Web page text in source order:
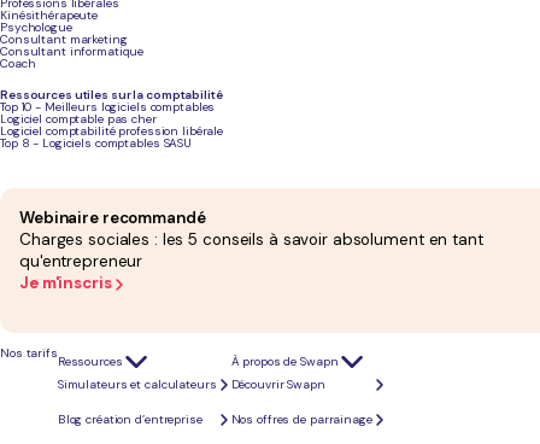
Professions libérales
Kinésithérapeute
Psychologue
Consultant marketing
Consultant informatique
Coach
Ressources utiles sur la comptabilité
Top 10 - Meilleurs logiciels comptables
Logiciel comptable pas cher
Logiciel comptabilité profession libérale
Top 8 - Logiciels comptables SASU
Webinaire recommandé
Charges sociales : les 5 conseils à savoir absolument en tant
qu'entrepreneur
Je m'inscris
Nos tarifs
Ressources
Simulateurs et calculateurs
Blog création d’entreprise
À propos de Swapn
Découvrir Swapn
Nos offres de parrainage